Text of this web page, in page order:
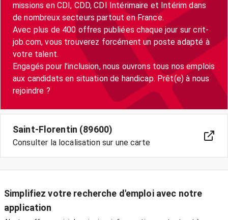
missions en CDI, CDD, CDI Intérimaire et Intérim dans
de nombreux secteurs partout en France.
Avec plus de 400 offres publiées chaque jour sur crit-
job.com, vous trouverez forcément un poste adapté à
votre talent.
Engagés pour l’inclusion, nous ouvrons tous nos emplois
aux candidats en situation de handicap. Prêt(e) à nous
Saint-Florentin (89600)
Consulter la localisation sur une carte
Simplifiez votre recherche d'emploi avec notre
application